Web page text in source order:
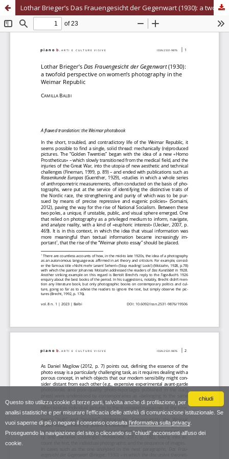
chiudi
Questo sito utilizza cookie di terze parti, talvolta anche di profilazione, per
analisi statistiche e per misurare l'efficacia delle attività di comunicazione istituzionale. Se
vuoi saperne di più o negare il consenso consulta l'informativa sulla privacy.
Proseguendo la navigazione del sito o cliccando su "chiudi" acconsenti all'uso dei
cookie.
Lothar Brieger’s Das Frauengesicht der Gegenwart (1930): a twofold perspective on women’s photography in the Weimar Republic